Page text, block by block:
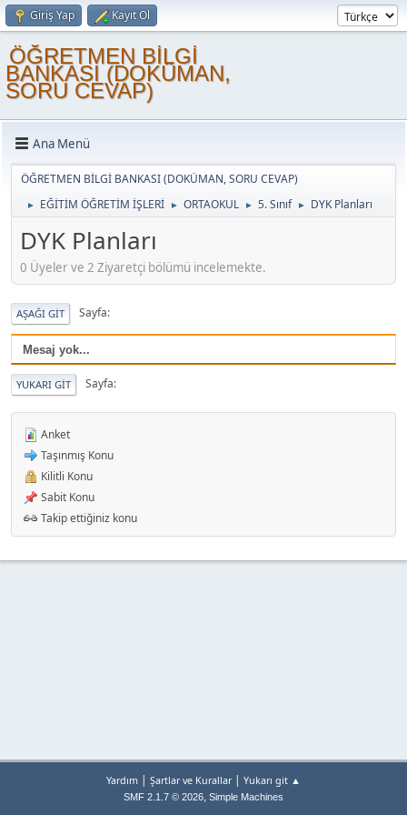
Giriş Yap Kayıt Ol
ÖĞRETMEN BİLGİ
BANKASI (DOKÜMAN,
SORU CEVAP)
Ana Menü
ÖĞRETMEN BİLGİ BANKASI (DOKÜMAN, SORU CEVAP)
► EĞİTİM ÖĞRETİM İŞLERİ ► ORTAOKUL ► 5. Sınıf ► DYK Planları
DYK Planları
0 Üyeler ve 2 Ziyaretçi bölümü incelemekte.
AŞAĞI GIT Sayfa
Mesaj yok...
YUKARI GIT Sayfa
Anket
Taşınmış Konu
Kilitli Konu
Sabit Konu
Takip ettiğiniz konu
Yardım | Şartlar ve Kurallar| Yukarı git ▲
SMF 2.1.7 © 2026, Simple Machines